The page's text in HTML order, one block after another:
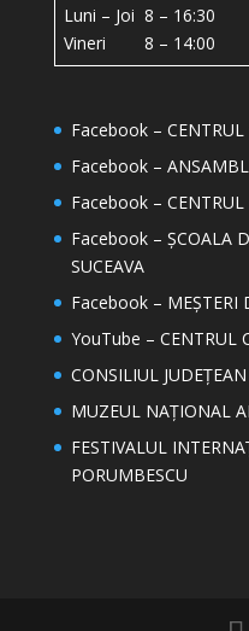
Luni – Joi 8 – 16:30
Vineri 8 – 14:00
Facebook –
Facebook –
Facebook –
Facebook – ȘCOALA
SUCEAVA
Facebook – MEȘTERI
YouTube – CENTRUL
CONSILIUL
MUZEUL NAȚIONAL
FESTIVALUL
PORUMBESCU